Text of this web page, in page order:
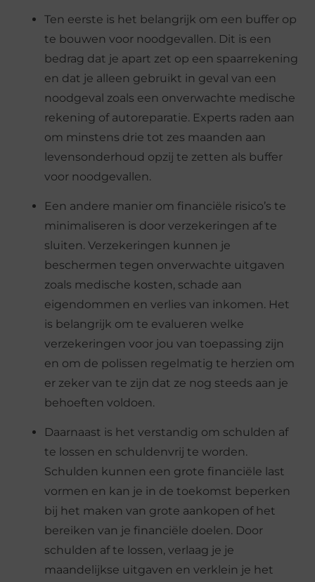
Ten eerste is het belangrijk om een buffer op
te bouwen voor noodgevallen. Dit is een
bedrag dat je apart zet op een spaarrekening
en dat je alleen gebruikt in geval van een
noodgeval zoals een onverwachte medische
rekening of autoreparatie. Experts raden aan
om minstens drie tot zes maanden aan
levensonderhoud opzij te zetten als buffer
voor noodgevallen.
Een andere manier om financiële risico’s te
minimaliseren is door verzekeringen af te
sluiten. Verzekeringen kunnen je
beschermen tegen onverwachte uitgaven
zoals medische kosten, schade aan
eigendommen en verlies van inkomen. Het
is belangrijk om te evalueren welke
verzekeringen voor jou van toepassing zijn
en om de polissen regelmatig te herzien om
er zeker van te zijn dat ze nog steeds aan je
behoeften voldoen.
Daarnaast is het verstandig om schulden af
te lossen en schuldenvrij te worden.
Schulden kunnen een grote financiële last
vormen en kan je in de toekomst beperken
bij het maken van grote aankopen of het
bereiken van je financiële doelen. Door
schulden af te lossen, verlaag je je
maandelijkse uitgaven en verklein je het